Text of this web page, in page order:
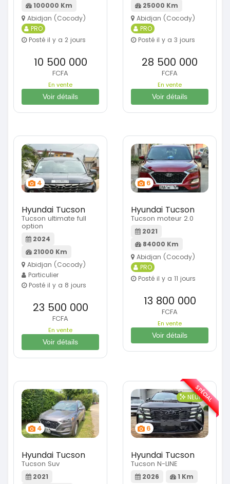
100000 Km
Abidjan (Cocody)
PRO
Posté il y a 2 jours
10 500 000
FCFA
En vente
Voir détails
25000 Km
Abidjan (Cocody)
PRO
Posté il y a 3 jours
28 500 000
FCFA
En vente
Voir détails
4
Hyundai Tucson
Tucson ultimate full
option
2024
21000 Km
Abidjan (Cocody)
Particulier
Posté il y a 8 jours
23 500 000
FCFA
En vente
Voir détails
6
Hyundai Tucson
Tucson moteur 2.0
2021
84000 Km
Abidjan (Cocody)
PRO
Posté il y a 11 jours
13 800 000
FCFA
En vente
Voir détails
4
Hyundai Tucson
Tucson Suv
2021
6
NEUF
Hyundai Tucson
Tucson N-LINE
2026
1 Km
SPÉCIAL